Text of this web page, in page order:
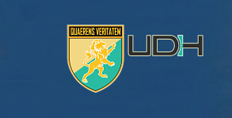
ListarGerencia